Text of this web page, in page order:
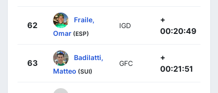
62
Fraile,
Omar (ESP)
IGD
+
00:20:49
63
Badilatti,
Matteo (SUI)
GFC
+
00:21:51